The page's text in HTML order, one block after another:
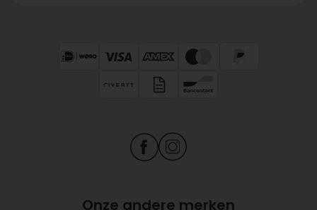
Onze andere merken